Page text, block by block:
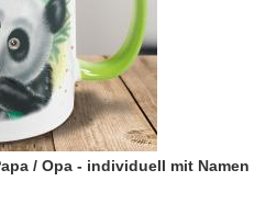
/ Opa - individuell mit Namen